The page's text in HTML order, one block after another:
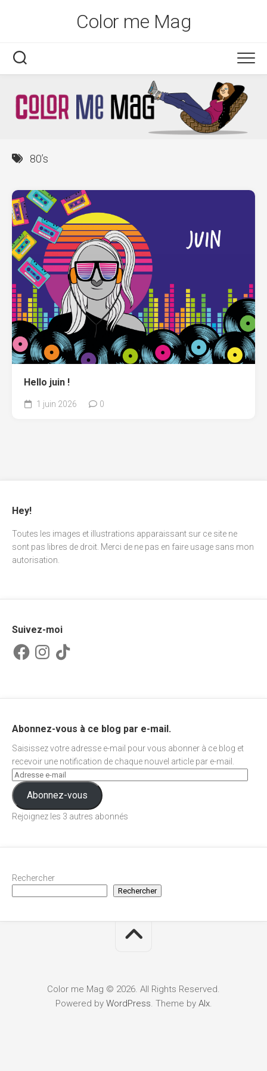
Color me Mag
80’s
Hello juin !
1 juin 2026 0
Hey!
Toutes les images et illustrations apparaissant sur ce site ne
sont pas libres de droit. Merci de ne pas en faire usage sans mon
autorisation.
Suivez-moi
FacebookInstagram
TikTok
Abonnez-vous à ce blog par e-mail.
Saisissez votre adresse e-mail pour vous abonner à ce blog et
recevoir une notification de chaque nouvel article par e-mail.
Abonnez-vous
Rejoignez les 3 autres abonnés
Rechercher
Rechercher
Color me Mag © 2026. All Rights Reserved.
Powered by WordPress . Theme by Alx.